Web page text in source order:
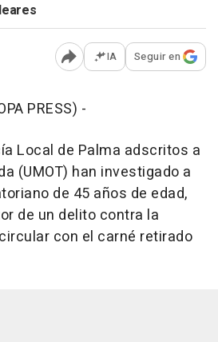
Abrir opciones para
IA Seguir en
PRESS) -
Local de Palma adscritos a
(UMOT) han investigado a
de 45 años de edad,
de un delito contra la
con el carné retirado